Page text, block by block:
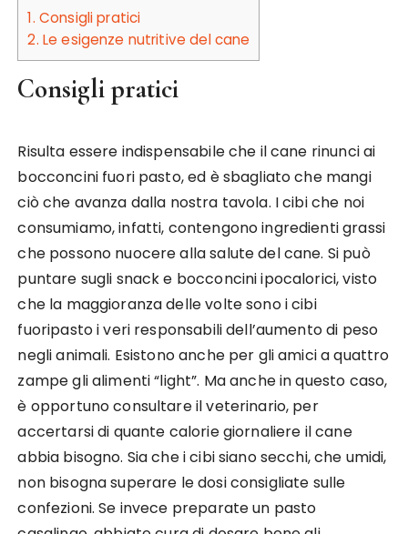
1. Consigli pratici
2. Le esigenze nutritive del cane
Consigli pratici
Risulta essere indispensabile che il cane rinunci ai
bocconcini fuori pasto, ed è sbagliato che mangi
ciò che avanza dalla nostra tavola. I cibi che noi
consumiamo, infatti, contengono ingredienti grassi
che possono nuocere alla salute del cane. Si può
puntare sugli snack e bocconcini ipocalorici, visto
che la maggioranza delle volte sono i cibi
fuoripasto i veri responsabili dell’aumento di peso
negli animali. Esistono anche per gli amici a quattro
zampe gli alimenti “light”. Ma anche in questo caso,
è opportuno consultare il veterinario, per
accertarsi di quante calorie giornaliere il cane
abbia bisogno. Sia che i cibi siano secchi, che umidi,
non bisogna superare le dosi consigliate sulle
confezioni. Se invece preparate un pasto